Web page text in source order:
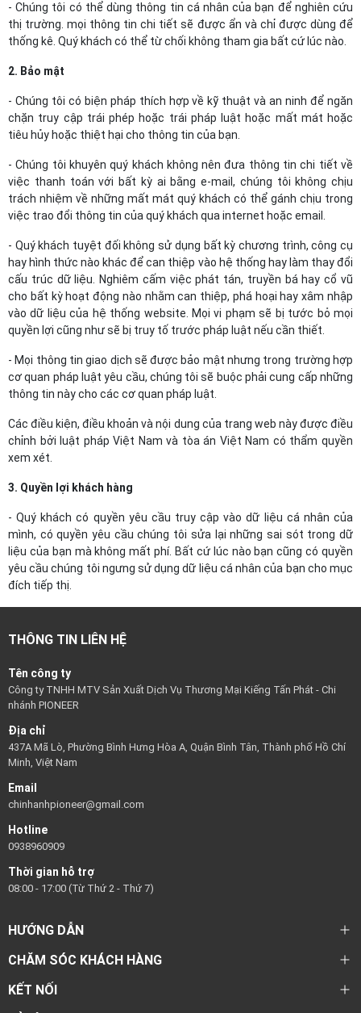
- Chúng tôi có thể dùng thông tin cá nhân của bạn để nghiên cứu
thị trường. mọi thông tin chi tiết sẽ được ẩn và chỉ được dùng để
thống kê. Quý khách có thể từ chối không tham gia bất cứ lúc nào.
2. Bảo mật
- Chúng tôi có biện pháp thích hợp về kỹ thuật và an ninh để ngăn
chặn truy cập trái phép hoặc trái pháp luật hoặc mất mát hoặc
tiêu hủy hoặc thiệt hại cho thông tin của bạn.
- Chúng tôi khuyên quý khách không nên đưa thông tin chi tiết về
việc thanh toán với bất kỳ ai bằng e-mail, chúng tôi không chịu
trách nhiệm về những mất mát quý khách có thể gánh chịu trong
việc trao đổi thông tin của quý khách qua internet hoặc email.
- Quý khách tuyệt đối không sử dụng bất kỳ chương trình, công cụ
hay hình thức nào khác để can thiệp vào hệ thống hay làm thay đổi
cấu trúc dữ liệu. Nghiêm cấm việc phát tán, truyền bá hay cổ vũ
cho bất kỳ hoạt động nào nhằm can thiệp, phá hoại hay xâm nhập
vào dữ liệu của hệ thống website. Mọi vi phạm sẽ bị tước bỏ mọi
quyền lợi cũng như sẽ bị truy tố trước pháp luật nếu cần thiết.
- Mọi thông tin giao dịch sẽ được bảo mật nhưng trong trường hợp
cơ quan pháp luật yêu cầu, chúng tôi sẽ buộc phải cung cấp những
thông tin này cho các cơ quan pháp luật.
Các điều kiện, điều khoản và nội dung của trang web này được điều
chỉnh bởi luật pháp Việt Nam và tòa án Việt Nam có thẩm quyền
xem xét.
3. Quyền lợi khách hàng
- Quý khách có quyền yêu cầu truy cập vào dữ liệu cá nhân của
mình, có quyền yêu cầu chúng tôi sửa lại những sai sót trong dữ
liệu của bạn mà không mất phí. Bất cứ lúc nào bạn cũng có quyền
yêu cầu chúng tôi ngưng sử dụng dữ liệu cá nhân của bạn cho mục
đích tiếp thị.
THÔNG TIN LIÊN HỆ
Tên công ty
Công ty TNHH MTV Sản Xuất Dịch Vụ Thương Mại Kiếng Tấn Phát - Chi
nhánh PIONEER
Địa chỉ
437A Mã Lò, Phường Bình Hưng Hòa A, Quận Bình Tân, Thành phố Hồ Chí
Minh, Việt Nam
Email
chinhanhpioneer@gmail.com
Hotline
0938960909
Thời gian hỗ trợ
08:00 - 17:00 (Từ Thứ 2 - Thứ 7)
HƯỚNG DẪN
CHĂM SÓC KHÁCH HÀNG
KẾT NỐI